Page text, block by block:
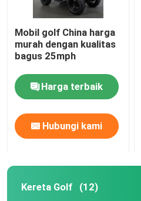
Mobil golf China harga
murah dengan kualitas
bagus 25mph
Harga terbaik
Hubungi kami
Kereta Golf (12)